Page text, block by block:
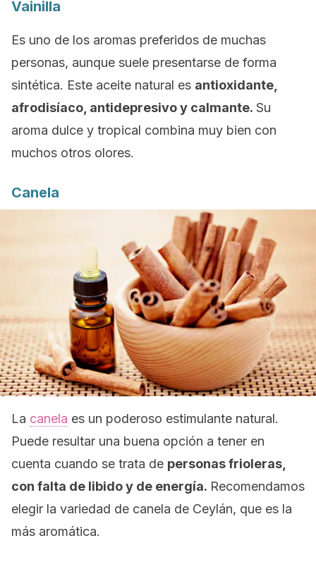
Vainilla
Es uno de los aromas preferidos de muchas
personas, aunque suele presentarse de forma
sintética. Este aceite natural es antioxidante,
afrodisíaco, antidepresivo y calmante. Su
aroma dulce y tropical combina muy bien con
muchos otros olores.
Canela
La canela es un poderoso estimulante natural.
Puede resultar una buena opción a tener en
cuenta cuando se trata de personas frioleras,
con falta de libido y de energía. Recomendamos
elegir la variedad de canela de Ceylán, que es la
más aromática.